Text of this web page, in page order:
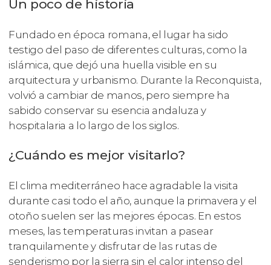
Un poco de historia
Fundado en época romana, el lugar ha sido
testigo del paso de diferentes culturas, como la
islámica, que dejó una huella visible en su
arquitectura y urbanismo. Durante la Reconquista,
volvió a cambiar de manos, pero siempre ha
sabido conservar su esencia andaluza y
hospitalaria a lo largo de los siglos.
¿Cuándo es mejor visitarlo?
El clima mediterráneo hace agradable la visita
durante casi todo el año, aunque la primavera y el
otoño suelen ser las mejores épocas. En estos
meses, las temperaturas invitan a pasear
tranquilamente y disfrutar de las rutas de
senderismo por la sierra sin el calor intenso del